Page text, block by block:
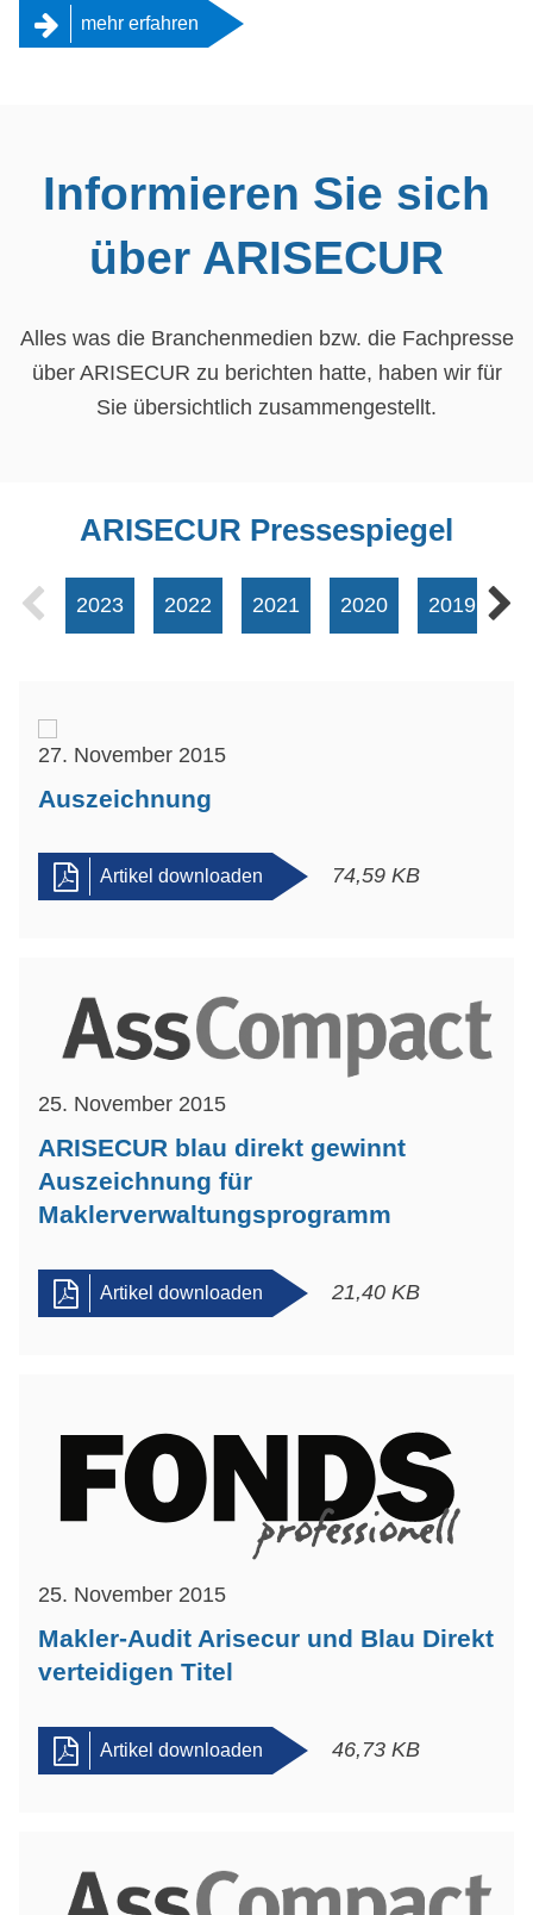
mehr erfahren
Informieren Sie sich
über ARISECUR
Alles was die Branchenmedien bzw. die Fachpresse
über ARISECUR zu berichten hatte, haben wir für
Sie übersichtlich zusammengestellt.
ARISECUR Pressespiegel
2023 2022 2021 2020 2019
27. November 2015
Auszeichnung
Artikel downloaden 74,59 KB
25. November 2015
ARISECUR blau direkt gewinnt
Auszeichnung für
Maklerverwaltungsprogramm
Artikel downloaden 21,40 KB
25. November 2015
Makler-Audit Arisecur und Blau Direkt
verteidigen Titel
Artikel downloaden 46,73 KB